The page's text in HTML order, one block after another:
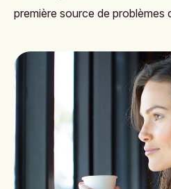
première source de problèmes